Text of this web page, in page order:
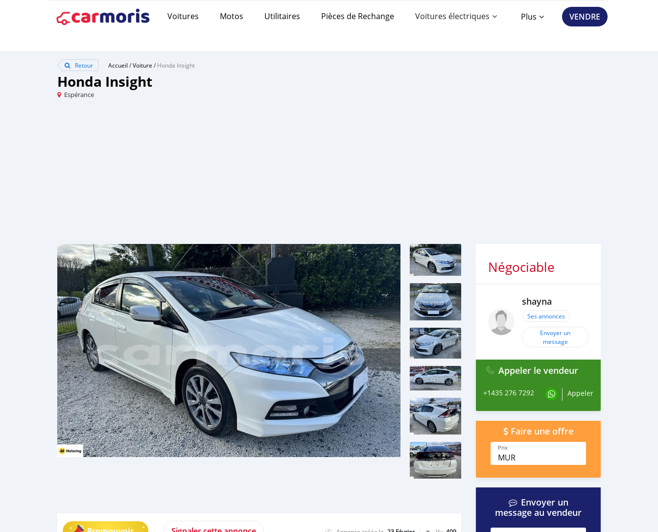
Voitures Motos Utilitaires Pièces de Rechange Voitures électriques Plus VENDRE
Retour Accueil /Voiture /Honda Insight
Honda Insight
Espérance
Négociable
shayna
Ses annonces
Envoyer un
message
Appeler le vendeur
+1435 276 7292 Appeler
Faire une offre
Prix
MUR
Envoyer un
message au vendeur